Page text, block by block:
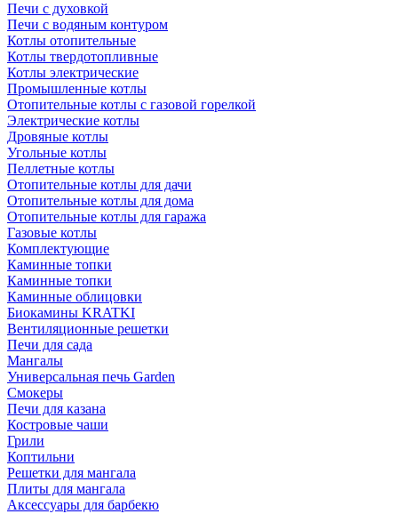
Печи с духовкой
Печи с водяным контуром
Котлы отопительные
Котлы твердотопливные
Котлы электрические
Промышленные котлы
Отопительные котлы с газовой горелкой
Электрические котлы
Дровяные котлы
Угольные котлы
Пеллетные котлы
Отопительные котлы для дачи
Отопительные котлы для дома
Отопительные котлы для гаража
Газовые котлы
Комплектующие
Каминные топки
Каминные топки
Каминные облицовки
Биокамины KRATKI
Вентиляционные решетки
Печи для сада
Мангалы
Универсальная печь Garden
Смокеры
Печи для казана
Костровые чаши
Грили
Коптильни
Решетки для мангала
Плиты для мангала
Аксессуары для барбекю